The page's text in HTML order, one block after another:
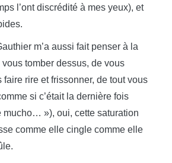
l’ont discrédité à mes yeux), et
m’a aussi fait penser à la
tomber dessus, de vous
faire rire et frissonner, de tout vous
si c’était la dernière fois
mucho… »), oui, cette saturation
comme elle cingle comme elle